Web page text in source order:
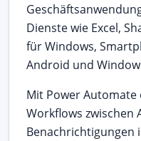
Dienste wie Excel,
für Windows,
Android und
Mit Power
Workflows zwischen
Benachrichtigungen